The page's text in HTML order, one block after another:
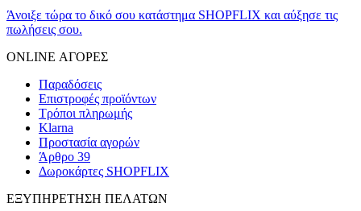
Άνοιξε τώρα το δικό σου κατάστημα SHOPFLIX και αύξησε τις
πωλήσεις σου.
ONLINE ΑΓΟΡΕΣ
Παραδόσεις
Επιστροφές προϊόντων
Τρόποι πληρωμής
Klarna
Προστασία αγορών
Άρθρο 39
Δωροκάρτες SHOPFLIX
ΕΞΥΠΗΡΕΤΗΣΗ ΠΕΛΑΤΩΝ